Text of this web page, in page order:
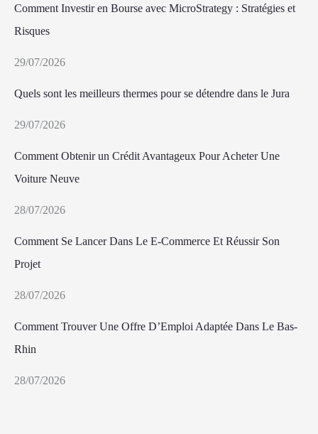
Comment Investir en Bourse avec MicroStrategy : Stratégies et
Risques
29/07/2026
Quels sont les meilleurs thermes pour se détendre dans le Jura
29/07/2026
Comment Obtenir un Crédit Avantageux Pour Acheter Une
Voiture Neuve
28/07/2026
Comment Se Lancer Dans Le E-Commerce Et Réussir Son
Projet
28/07/2026
Comment Trouver Une Offre D’Emploi Adaptée Dans Le Bas-
Rhin
28/07/2026